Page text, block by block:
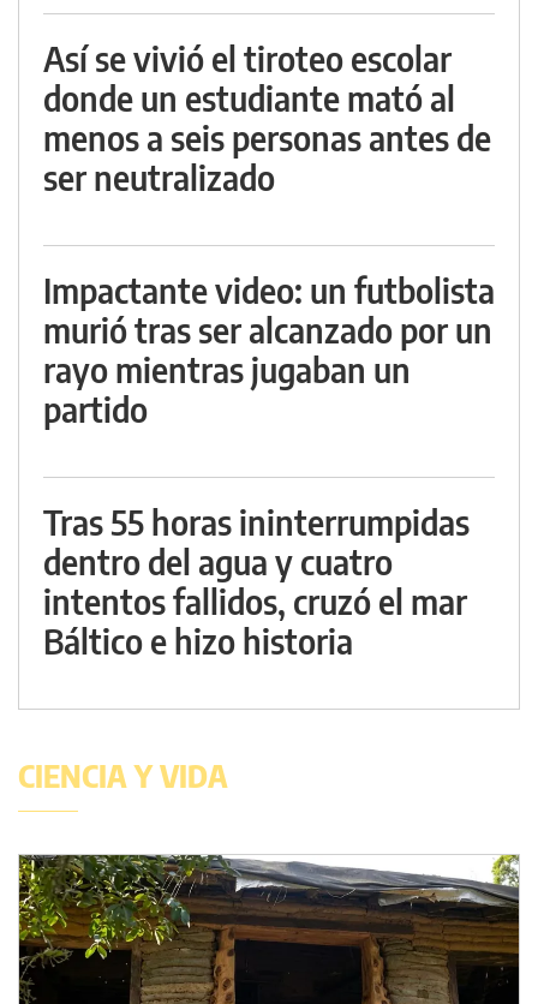
Así se vivió el tiroteo escolar
donde un estudiante mató al
menos a seis personas antes de
ser neutralizado
Impactante video: un futbolista
murió tras ser alcanzado por un
rayo mientras jugaban un
partido
Tras 55 horas ininterrumpidas
dentro del agua y cuatro
intentos fallidos, cruzó el mar
Báltico e hizo historia
CIENCIA Y VIDA